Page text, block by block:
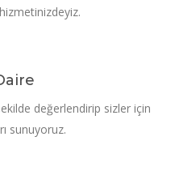
değerlendirip sizler için
sunuyoruz.